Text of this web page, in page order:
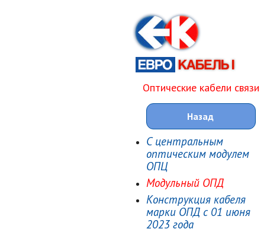
Оптические кабели связи
Назад
С центральным
оптическим модулем
ОПЦ
Модульный ОПД
Конструкция кабеля
марки ОПД с 01 июня
2023 года